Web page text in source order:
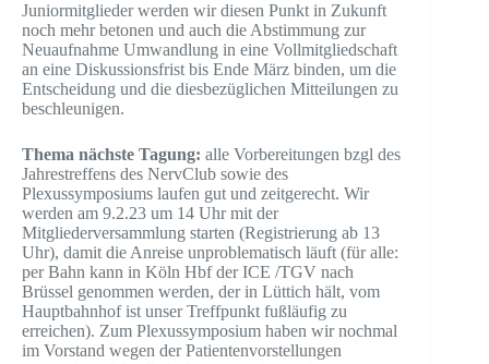
Juniormitglieder werden wir diesen Punkt in Zukunft
noch mehr betonen und auch die Abstimmung zur
Neuaufnahme Umwandlung in eine Vollmitgliedschaft
an eine Diskussionsfrist bis Ende März binden, um die
Entscheidung und die diesbezüglichen Mitteilungen zu
beschleunigen.
Thema nächste Tagung: alle Vorbereitungen bzgl des
Jahrestreffens des NervClub sowie des
Plexussymposiums laufen gut und zeitgerecht. Wir
werden am 9.2.23 um 14 Uhr mit der
Mitgliederversammlung starten (Registrierung ab 13
Uhr), damit die Anreise unproblematisch läuft (für alle:
per Bahn kann in Köln Hbf der ICE /TGV nach
Brüssel genommen werden, der in Lüttich hält, vom
Hauptbahnhof ist unser Treffpunkt fußläufig zu
erreichen). Zum Plexussymposium haben wir nochmal
im Vorstand wegen der Patientenvorstellungen